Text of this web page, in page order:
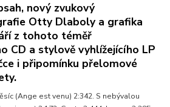
nový zvukový
Otty Dlaboly a grafika
z tohoto téměř
CD a stylově vyhlížejícího LP
i připomínku přelomové
(Ange est venu) 2:342. S nebývalou